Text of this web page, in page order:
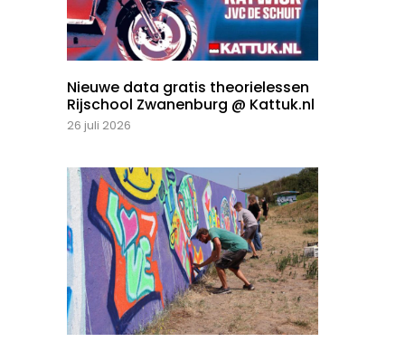
Nieuwe data gratis theorielessen
Rijschool Zwanenburg @ Kattuk.nl
26 juli 2026